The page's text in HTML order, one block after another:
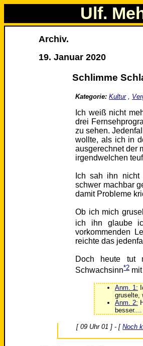
Ulf.
Archiv.
19. Januar 2020
Schlimme
Kategorie: Kultur,
Ich weiß nicht
drei
zu sehen.
wollte, als ich in
ausgerechnet der
irgendwelchen
Ich sah ihn
schwer machbar
damit Probleme
Ob ich mich
ich ihn glaube
vorkommenden
reichte das
Doch heute tut
Schwachsinn*2mit
Anm. 1:
gruselte,
Anm. 2:
besser....
[ 09 Uhr 01 ] - [Noch